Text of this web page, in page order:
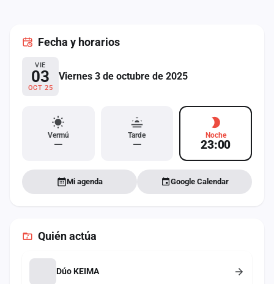
Fecha y horarios
VIE
03
OCT 25
Viernes 3 de octubre de 2025
Vermú
—
Tarde
—
Noche
23:00
Mi agenda Google Calendar
Quién actúa
Dúo KEIMA
Administración
Contacto